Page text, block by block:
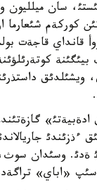
سان ميلليون
كوركةم شئعارما
قانداي قاجةت
ويشئلدئق
ادةبيةتئ»
ءذزئندئ
«اباي»